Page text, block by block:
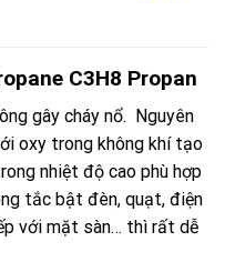
C3H8 Propan
gây cháy nổ. Nguyên
oxy trong không khí tạo
nhiệt độ cao phù hợp
tắc bật đèn, quạt, điện
với mặt sàn… thì rất dễ